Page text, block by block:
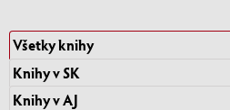
Všetky knihy
Knihy v SK
Knihy v AJ